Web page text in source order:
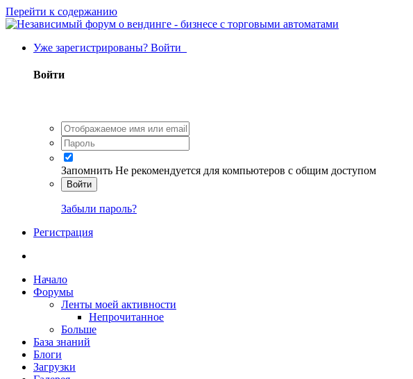
Перейти к содержанию
Уже зарегистрированы? Войти
Войти
Запомнить Не рекомендуется для компьютеров с общим доступом
Войти
Забыли пароль?
Регистрация
Начало
Форумы
Ленты моей активности
Непрочитанное
Больше
База знаний
Блоги
Загрузки